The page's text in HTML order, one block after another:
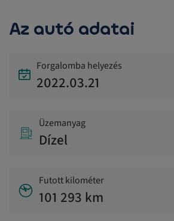
Az autó adatai
Forgalomba helyezés
2022.03.21
Üzemanyag
Dízel
Futott kilométer
101 293 km